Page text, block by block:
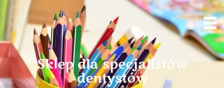
Sklep dla specjalistów
dentystów